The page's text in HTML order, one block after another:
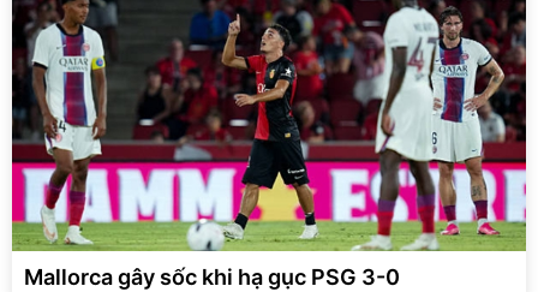
Mallorca gây sốc khi hạ gục PSG 3-0